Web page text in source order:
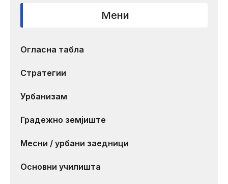
Мени
Огласна табла
Стратегии
Урбанизам
Градежно земјиште
Месни / урбани заедници
Основни училишта